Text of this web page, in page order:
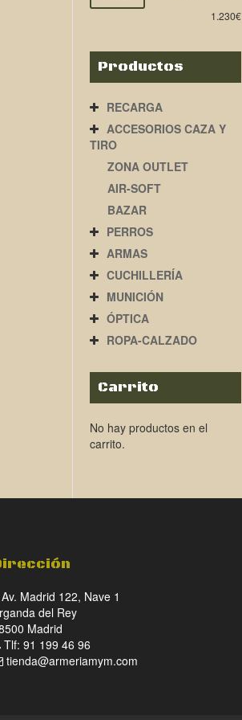
1.230€
Productos
RECARGA
ACCESORIOS CAZA Y
TIRO
ZONA OUTLET
AIR-SOFT
BAZAR
PERROS
ARMAS
CUCHILLERÍA
MUNICIÓN
ÓPTICA
ROPA-CALZADO
Carrito
No hay productos en el
carrito.
Madrid 122, Nave 1
del Rey
Madrid
Tlf: 91 199 46 96
tienda@armeriamym.com